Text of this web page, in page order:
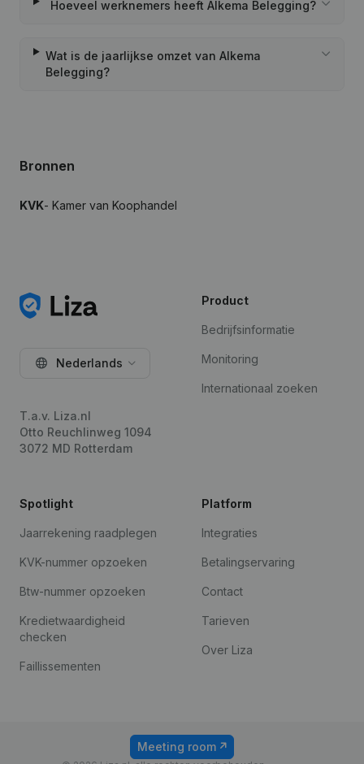
Hoeveel werknemers heeft Alkema Belegging?
Wat is de jaarlijkse omzet van Alkema
Belegging?
Bronnen
KVK- Kamer van Koophandel
Nederlands
T.a.v. Liza.nl
Otto Reuchlinweg 1094
3072 MD Rotterdam
Product
Bedrijfsinformatie
Monitoring
Internationaal zoeken
Spotlight
Jaarrekening raadplegen
KVK-nummer opzoeken
Btw-nummer opzoeken
Kredietwaardigheid
checken
Faillissementen
Platform
Integraties
Betalingservaring
Contact
Tarieven
Over Liza
Meeting room